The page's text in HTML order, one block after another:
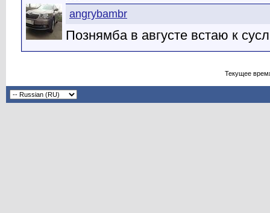
angrybambr
Познямба в августе встаю к
Текущее